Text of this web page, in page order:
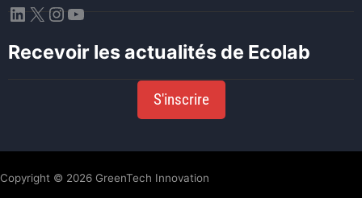
LinkedIn
X Instagram
YouTube
Recevoir les actualités de Ecolab
S'inscrire
Copyright © 2026 GreenTech Innovation